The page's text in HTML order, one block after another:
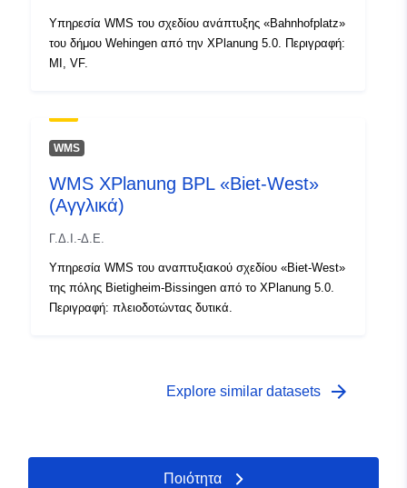
2f2d-4fd2-af97-e6dd430fbedf
Υπηρεσία WMS του σχεδίου ανάπτυξης «Bahnhofplatz»
του δήμου Wehingen από την XPlanung 5.0. Περιγραφή:
MI, VF.
WMS
WMS XPlanung BPL «Biet-West»
(Αγγλικά)
Γ.Δ.Ι.-Δ.Ε.
Υπηρεσία WMS του αναπτυξιακού σχεδίου «Biet-West»
της πόλης Bietigheim-Bissingen από το XPlanung 5.0.
Περιγραφή: πλειοδοτώντας δυτικά.
Explore similar datasets arrow_forward
Ποιότητα